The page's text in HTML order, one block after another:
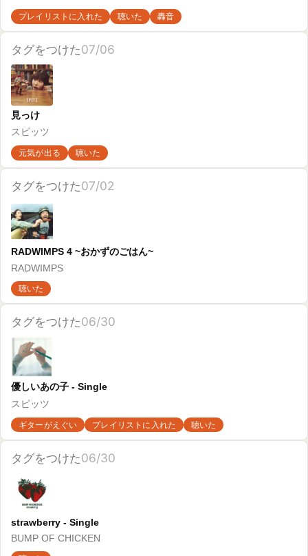
飛行艇 - Single
King Gnu
いま聴いてる
タグをつけた
ハヤブサ
スピッツ
アガる
タグをつけた
firefly - Single
聴いた
タグをつけた
それでは、また明日 - Single
ASIAN KUNG-FU GENERATION
聴いた